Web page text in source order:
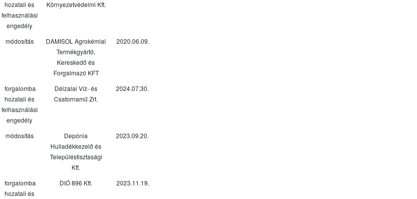
hozatali és
felhasználási
engedély
Környezetvédelmi Kft.
módosítás
DAMISOL Agrokémiai
Termékgyártó,
Kereskedő és
Forgalmazó KFT
2020.06.09.
forgalomba
hozatali és
felhasználási
engedély
Délzalai Víz- és
Csatornamű Zrt.
2024.07.30.
módosítás
Depónia
Hulladékkezelő és
Településtisztasági
Kft.
2023.09.20.
forgalomba
hozatali és
DIÓ 896 Kft. 2023.11.19.